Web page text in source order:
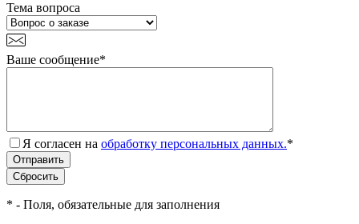
Тема вопроса
Ваше сообщение*
Я согласен на обработку персональных данных.*
* - Поля, обязательные для заполнения